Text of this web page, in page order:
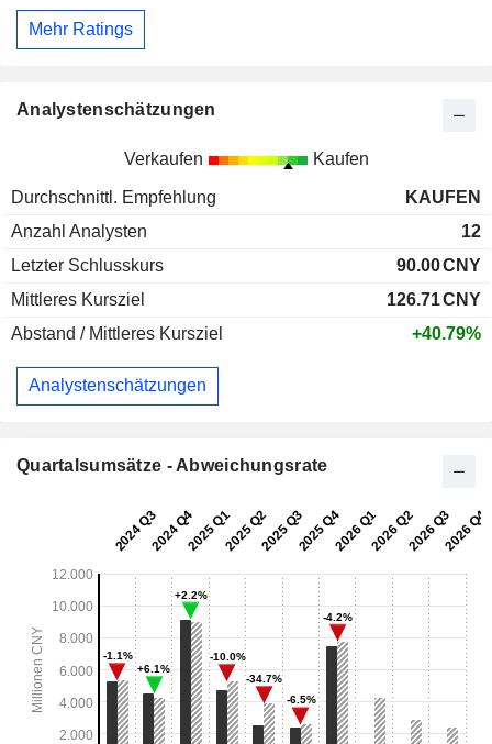
Mehr Ratings
Analystenschätzungen
Verkaufen Kaufen
Durchschnittl. Empfehlung
KAUFEN
Anzahl Analysten
12
Letzter Schlusskurs
90.00CNY
Mittleres Kursziel
126.71CNY
Abstand / Mittleres Kursziel
+40.79%
Analystenschätzungen
Quartalsumsätze - Abweichungsrate